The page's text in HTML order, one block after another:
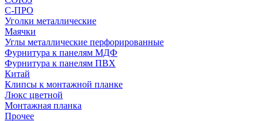
С-ПРО
Уголки металлические
Маячки
Углы металлические перфорированные
Фурнитура к панелям МДФ
Фурнитура к панелям ПВХ
Китай
Клипсы к монтажной планке
Люкс цветной
Монтажная планка
Прочее